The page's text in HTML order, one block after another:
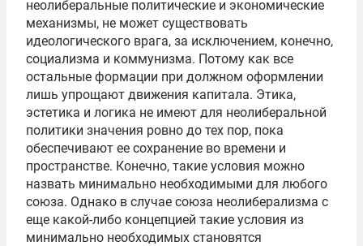
неолиберальные политические и экономические
механизмы, не может существовать
идеологического врага, за исключением, конечно,
социализма и коммунизма. Потому как все
остальные формации при должном оформлении
лишь упрощают движения капитала. Этика,
эстетика и логика не имеют для неолиберальной
политики значения ровно до тех пор, пока
обеспечивают ее сохранение во времени и
пространстве. Конечно, такие условия можно
назвать минимально необходимыми для любого
союза. Однако в случае союза неолиберализма с
еще какой-либо концепцией такие условия из
минимально необходимых становятся